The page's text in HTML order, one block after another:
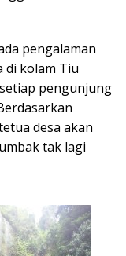
pengalaman
di kolam Tiu
pengunjung
desa akan
tak lagi